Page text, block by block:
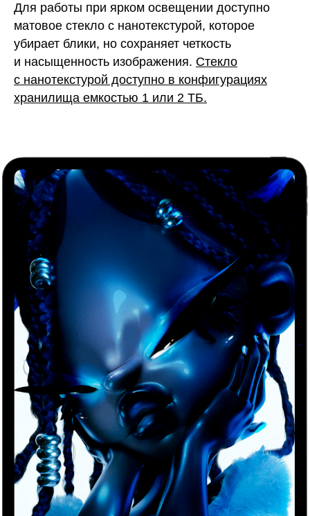
Для работы при ярком освещении доступно
матовое стекло с нанотекстурой, которое
убирает блики, но сохраняет четкость
и насыщенность изображения. Стекло
с нанотекстурой доступно в конфигурациях
хранилища емкостью 1 или 2 ТБ.